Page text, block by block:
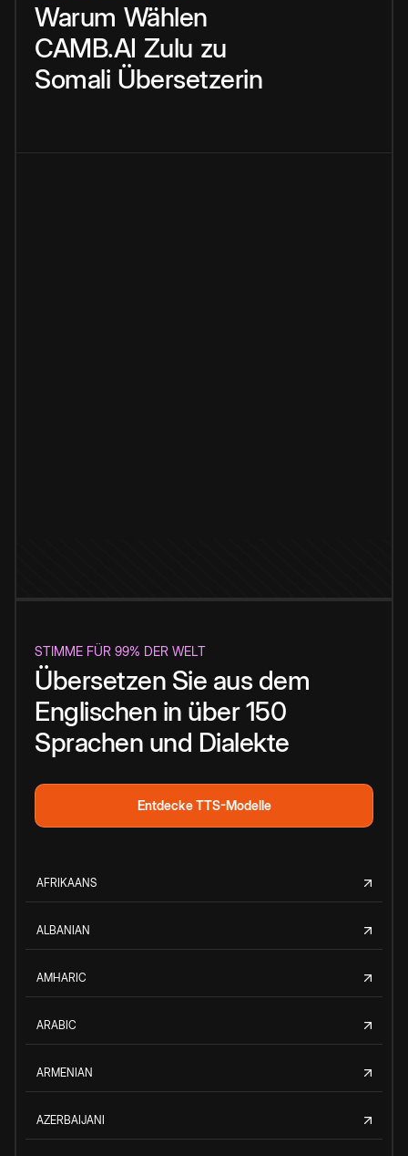
Warum Wählen
CAMB.AI Zulu zu
Somali Übersetzerin
STIMME FÜR 99% DER WELT
Übersetzen Sie aus dem
Englischen in über 150
Sprachen und Dialekte
Entdecke TTS-Modelle
AFRIKAANS
ALBANIAN
AMHARIC
ARABIC
ARMENIAN
AZERBAIJANI